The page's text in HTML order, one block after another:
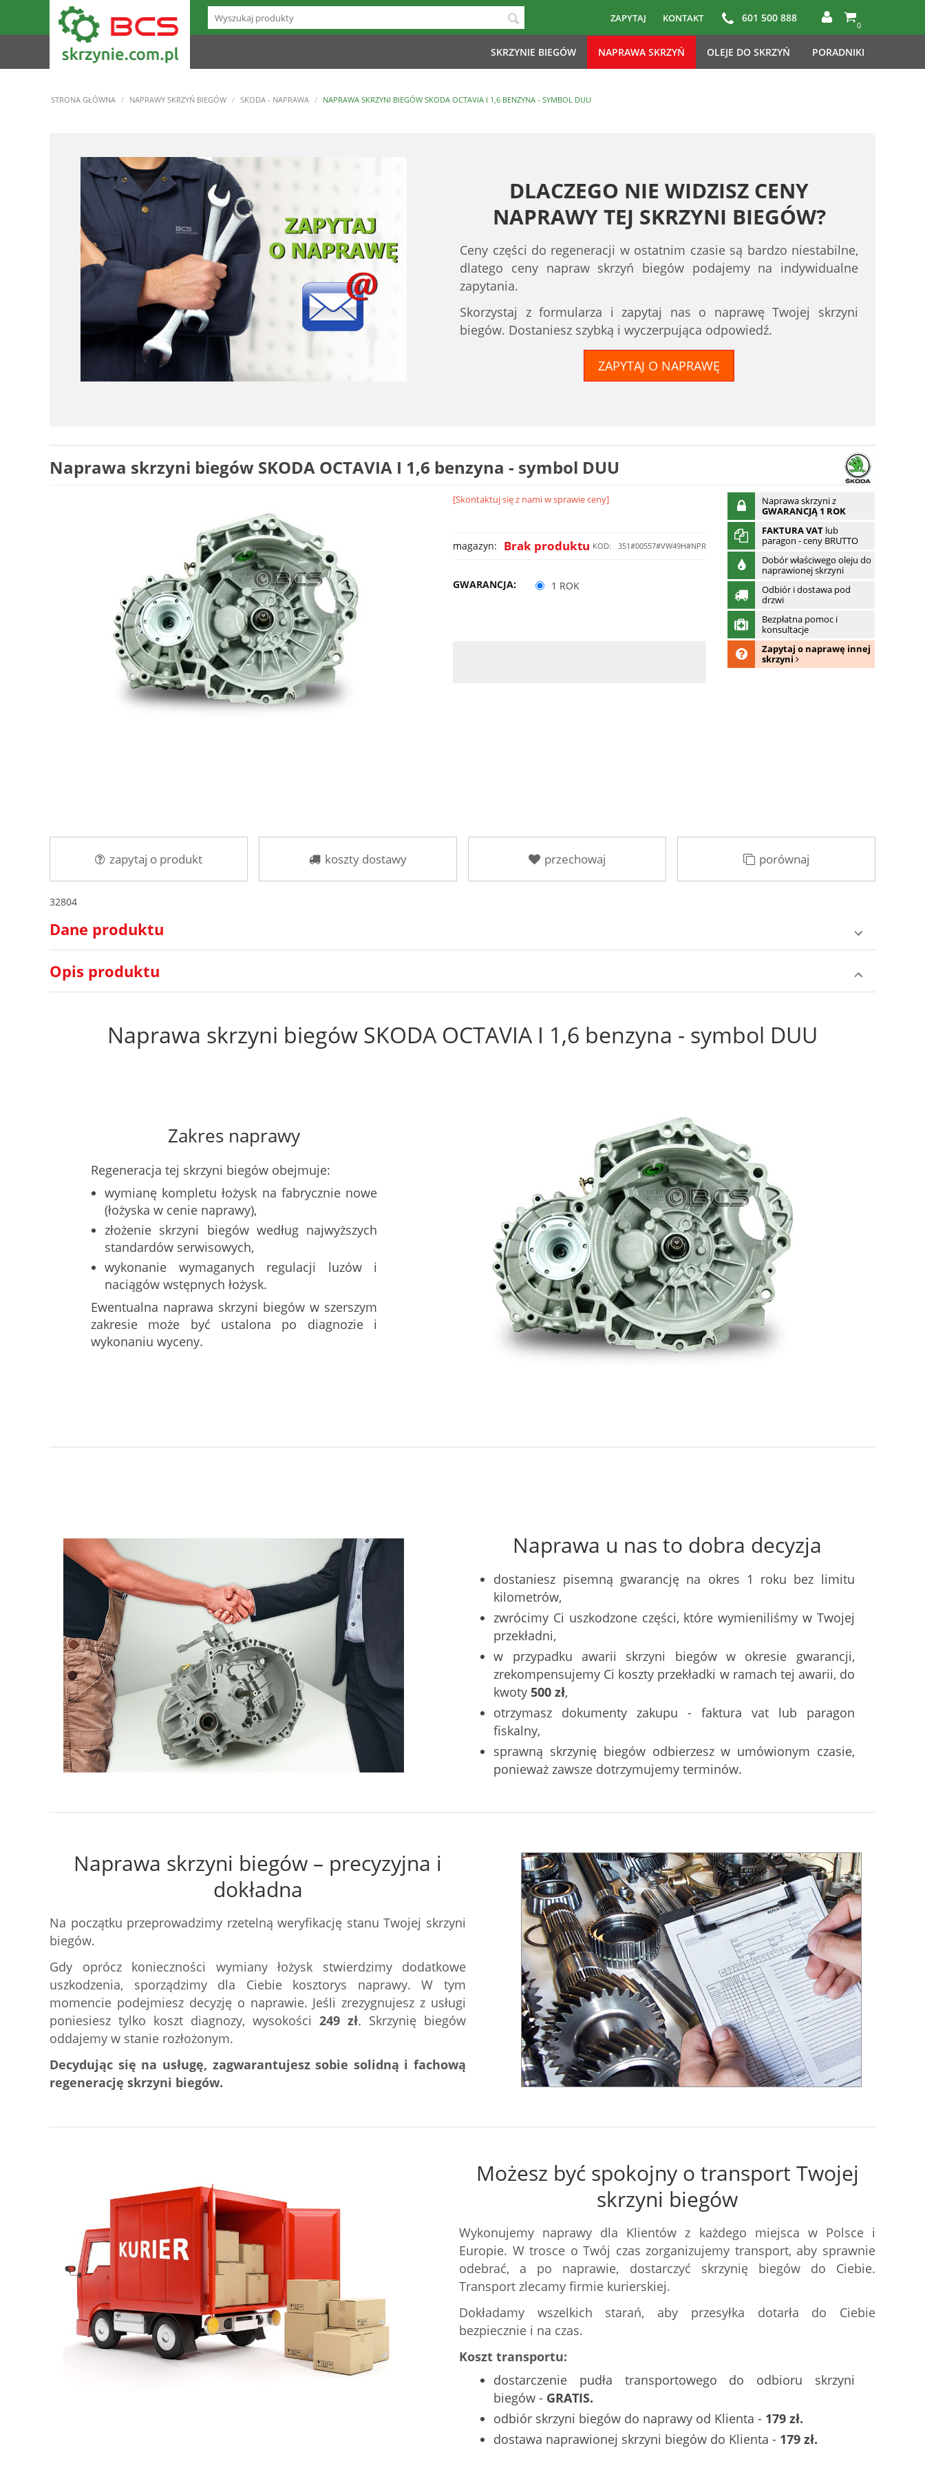
ZAPYTAJ KONTAKT 601 500 888
0
SKRZYNIE BIEGÓW NAPRAWA SKRZYŃ OLEJE DO SKRZYŃ PORADNIKI
STRONA GŁÓWNA / NAPRAWY SKRZYŃ BIEGÓW / SKODA - NAPRAWA / NAPRAWA SKRZYNI BIEGÓW SKODA OCTAVIA I 1,6 BENZYNA - SYMBOL DUU
DLACZEGO NIE WIDZISZ CENY
NAPRAWY TEJ SKRZYNI BIEGÓW?
Ceny części do regeneracji w ostatnim czasie są bardzo niestabilne,
dlatego ceny napraw skrzyń biegów podajemy na indywidualne
zapytania.
Skorzystaj z formularza i zapytaj nas o naprawę Twojej skrzyni
biegów. Dostaniesz szybką i wyczerpująca odpowiedź.
ZAPYTAJ O NAPRAWĘ
Naprawa skrzyni biegów SKODA OCTAVIA I 1,6 benzyna - symbol DUU
[Skontaktuj się z nami w sprawie ceny]
KOD: 351#00557#VW49H#NPR
magazyn: Brak produktu
GWARANCJA: 1 ROK
Naprawa skrzyni z
GWARANCJĄ 1 ROK
FAKTURA VAT lub
paragon - ceny BRUTTO
Dobór właściwego oleju do
naprawionej skrzyni
Odbiór i dostawa pod
drzwi
Bezpłatna pomoc i
konsultacje
Zapytaj o naprawę innej
skrzyni
zapytaj o produkt koszty dostawy przechowaj porównaj
32804
Dane produktu
Opis produktu
Naprawa skrzyni biegów SKODA OCTAVIA I 1,6 benzyna - symbol DUU
Zakres naprawy
Regeneracja tej skrzyni biegów obejmuje:
wymianę kompletu łożysk na fabrycznie nowe
(łożyska w cenie naprawy),
złożenie skrzyni biegów według najwyższych
standardów serwisowych,
wykonanie wymaganych regulacji luzów i
naciągów wstępnych łożysk.
Ewentualna naprawa skrzyni biegów w szerszym
zakresie może być ustalona po diagnozie i
wykonaniu wyceny.
Naprawa u nas to dobra decyzja
dostaniesz pisemną gwarancję na okres 1 roku bez limitu
kilometrów,
zwrócimy Ci uszkodzone części, które wymieniliśmy w Twojej
przekładni,
w przypadku awarii skrzyni biegów w okresie gwarancji,
zrekompensujemy Ci koszty przekładki w ramach tej awarii, do
kwoty500 zł,
otrzymasz dokumenty zakupu - faktura vat lub paragon
fiskalny,
sprawną skrzynię biegów odbierzesz w umówionym czasie,
ponieważ zawsze dotrzymujemy terminów.
Naprawa skrzyni biegów – precyzyjna i
dokładna
Na początku przeprowadzimy rzetelną weryfikację stanu Twojej skrzyni
biegów.
Gdy oprócz konieczności wymiany łożysk stwierdzimy dodatkowe
uszkodzenia, sporządzimy dla Ciebie kosztorys naprawy. W tym
momencie podejmiesz decyzję o naprawie. Jeśli zrezygnujesz z usługi
poniesiesz tylko koszt diagnozy, wysokości 249 zł. Skrzynię biegów
oddajemy w stanie rozłożonym.
Decydując się na usługę, zagwarantujesz sobie solidną i fachową
regenerację skrzyni biegów.
Możesz być spokojny o transport Twojej
skrzyni biegów
Wykonujemy naprawy dla Klientów z każdego miejsca w Polsce i
Europie. W trosce o Twój czas zorganizujemy transport, aby sprawnie
odebrać, a po naprawie, dostarczyć skrzynię biegów do Ciebie.
Transport zlecamy firmie kurierskiej.
Dokładamy wszelkich starań, aby przesyłka dotarła do Ciebie
bezpiecznie i na czas.
Koszt transportu:
dostarczenie pudła transportowego do odbioru skrzyni
biegów - GRATIS.
odbiór skrzyni biegów do naprawy od Klienta - 179 zł.
dostawa naprawionej skrzyni biegów do Klienta - 179 zł.